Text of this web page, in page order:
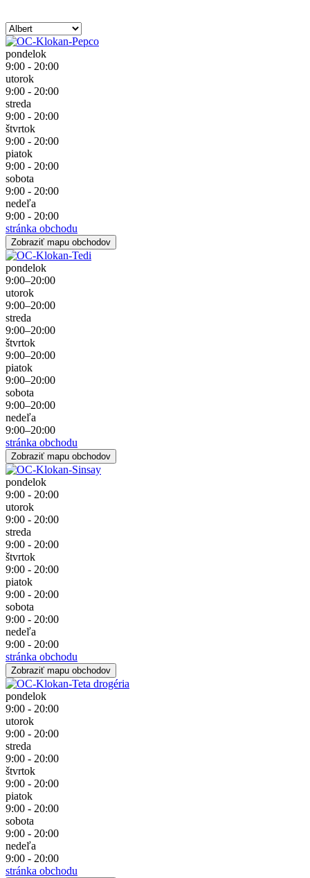
pondelok
9:00 - 20:00
utorok
9:00 - 20:00
streda
9:00 - 20:00
štvrtok
9:00 - 20:00
piatok
9:00 - 20:00
sobota
9:00 - 20:00
nedeľa
9:00 - 20:00
stránka obchodu
Zobraziť mapu obchodov
pondelok
9:00–20:00
utorok
9:00–20:00
streda
9:00–20:00
štvrtok
9:00–20:00
piatok
9:00–20:00
sobota
9:00–20:00
nedeľa
9:00–20:00
stránka obchodu
Zobraziť mapu obchodov
pondelok
9:00 - 20:00
utorok
9:00 - 20:00
streda
9:00 - 20:00
štvrtok
9:00 - 20:00
piatok
9:00 - 20:00
sobota
9:00 - 20:00
nedeľa
9:00 - 20:00
stránka obchodu
Zobraziť mapu obchodov
pondelok
9:00 - 20:00
utorok
9:00 - 20:00
streda
9:00 - 20:00
štvrtok
9:00 - 20:00
piatok
9:00 - 20:00
sobota
9:00 - 20:00
nedeľa
9:00 - 20:00
stránka obchodu